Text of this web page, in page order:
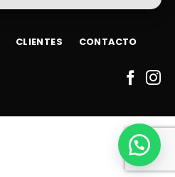
CLIENTES CONTACTO